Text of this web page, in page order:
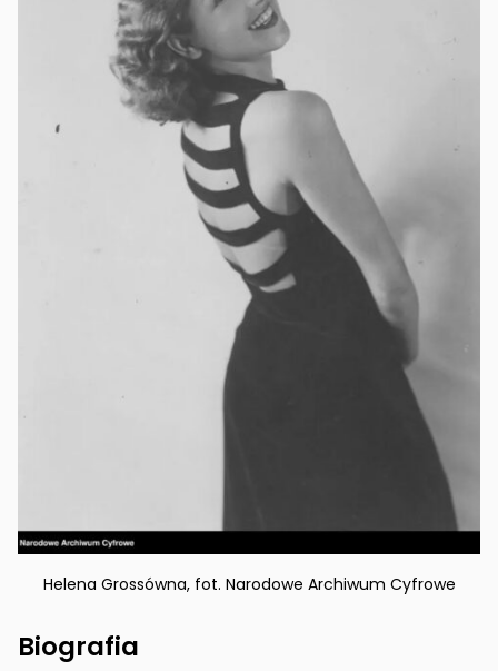
Helena Grossówna, fot. Narodowe Archiwum Cyfrowe
Biografia